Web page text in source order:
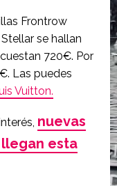
Frontrow
se hallan
720€. Por
Las puedes
Vuitton.
nuevas
llegan esta